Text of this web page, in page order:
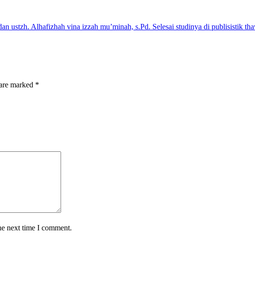
ustzh. Alhafizhah vina izzah mu’minah, s.Pd. Selesai studinya di publisistik
marked *
next time I comment.